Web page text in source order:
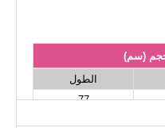
(سم)
الطول
77